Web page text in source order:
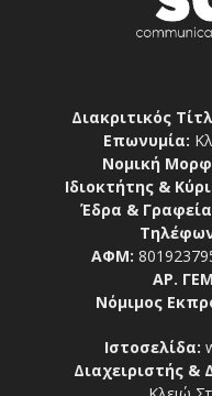
Διακριτικός
Επωνυμία:
Νομική
Ιδιοκτήτης &
Έδρα &
ΑΦΜ:
ΑΡ.
Νόμιμος
Ιστοσελίδα:
Διαχειριστής &